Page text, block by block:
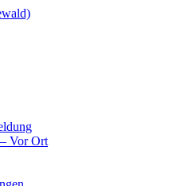
Vor Ort